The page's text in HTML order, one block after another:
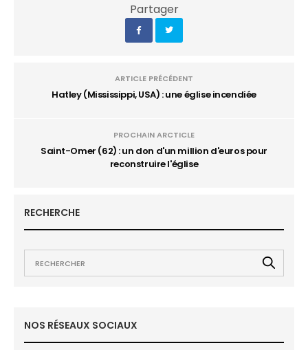
Partager
ARTICLE PRÉCÉDENT
Hatley (Mississippi, USA) : une église incendiée
PROCHAIN ARCTICLE
Saint-Omer (62) : un don d'un million d'euros pour
reconstruire l'église
RECHERCHE
NOS RÉSEAUX SOCIAUX